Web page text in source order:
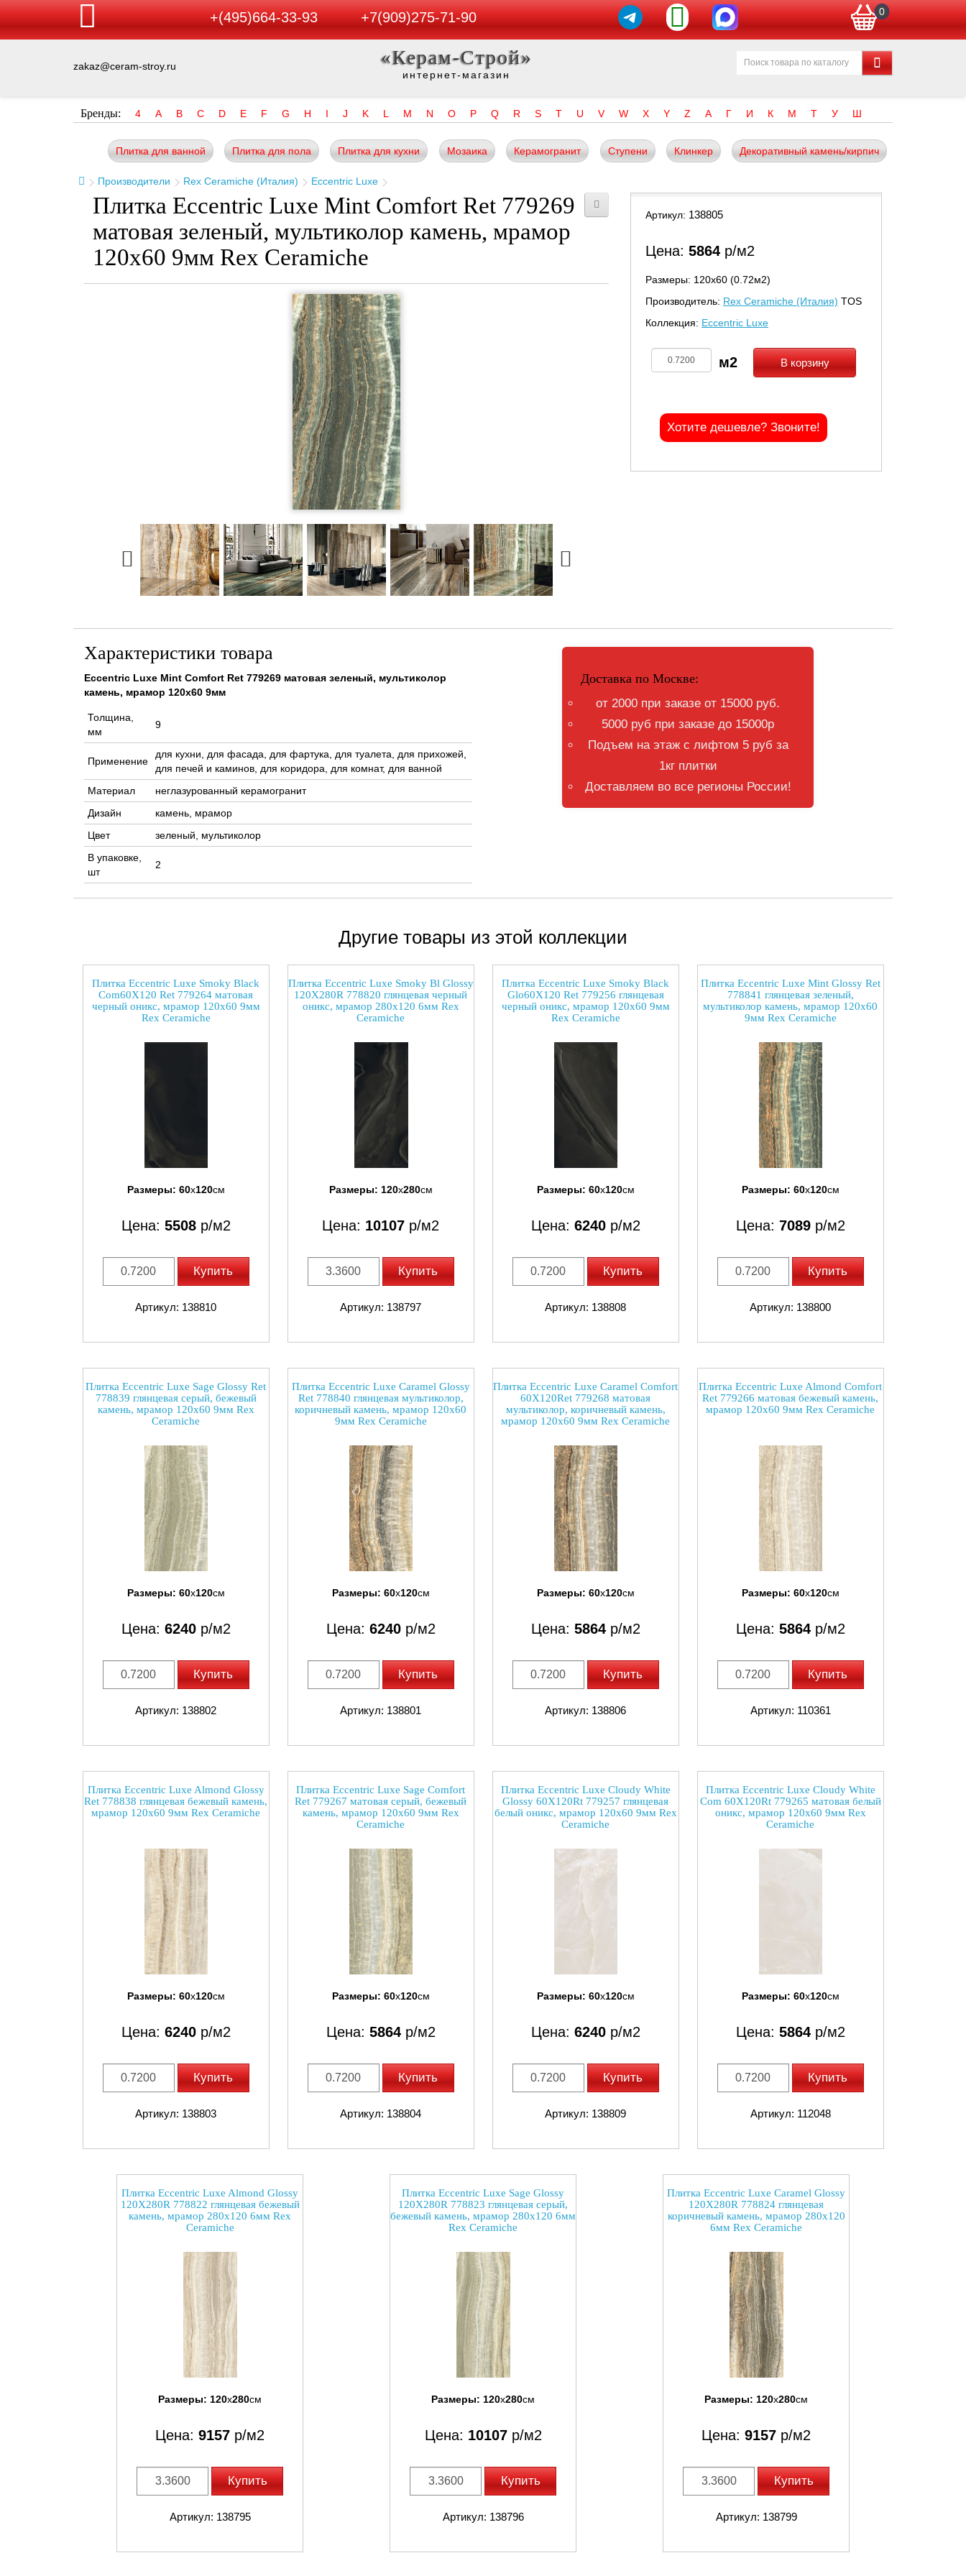
+(495)664-33-93 +7(909)275-71-90 0
zakaz@ceram-stroy.ru «Керам-Строй»
интернет-магазин
Бренды: 4 A B C D E F G H I J K L M N O P Q R S T U V W X Y Z А Г И К М Т У Ш
Плитка для ванной Плитка для пола Плитка для кухни Мозаика Керамогранит Ступени Клинкер Декоративный камень/кирпич
Производители Rex Ceramiche (Италия) Eccentric Luxe
Плитка Eccentric Luxe Mint Comfort Ret 779269
матовая зеленый, мультиколор камень, мрамор
120x60 9мм Rex Ceramiche
Артикул: 138805
Цена: 5864 р/м2
Размеры: 120х60 (0.72м2)
Производитель: Rex Ceramiche (Италия) TOS
Коллекция: Eccentric Luxe
В корзину
Хотите дешевле? Звоните!
Характеристики товара
Eccentric Luxe Mint Comfort Ret 779269 матовая зеленый, мультиколор
камень, мрамор 120x60 9мм
Толщина,
мм
9
Применение
для кухни, для фасада, для фартука, для туалета, для прихожей,
для печей и каминов, для коридора, для комнат, для ванной
Материал
неглазурованный керамогранит
Дизайн
камень, мрамор
Цвет
зеленый, мультиколор
В упаковке,
шт
2
Доставка по Москве:
от 2000 при заказе от 15000 руб.
5000 руб при заказе до 15000р
Подъем на этаж с лифтом 5 руб за
1кг плитки
Доставляем во все регионы России!
Другие товары из этой коллекции
Плитка Eccentric Luxe Smoky Black
Com60X120 Ret 779264 матовая
черный оникс, мрамор 120x60 9мм
Rex Ceramiche
Размеры: 60x120см
Цена: 5508р/м2
Купить
Артикул: 138810
Плитка Eccentric Luxe Smoky Bl Glossy
120X280R 778820 глянцевая черный
оникс, мрамор 280x120 6мм Rex
Ceramiche
Размеры: 120x280см
Цена: 10107 р/м2
Купить
Артикул: 138797
Плитка Eccentric Luxe Smoky Black
Glo60X120 Ret 779256 глянцевая
черный оникс, мрамор 120x60 9мм
Rex Ceramiche
Размеры: 60x120см
Цена: 6240р/м2
Купить
Артикул: 138808
Плитка Eccentric Luxe Mint Glossy Ret
778841 глянцевая зеленый,
мультиколор камень, мрамор 120x60
9мм Rex Ceramiche
Размеры: 60x120см
Цена: 7089р/м2
Купить
Артикул: 138800
Плитка Eccentric Luxe Sage Glossy Ret
778839 глянцевая серый, бежевый
камень, мрамор 120x60 9мм Rex
Ceramiche
Размеры: 60x120см
Цена: 6240р/м2
Купить
Артикул: 138802
Плитка Eccentric Luxe Caramel Glossy
Ret 778840 глянцевая мультиколор,
коричневый камень, мрамор 120x60
9мм Rex Ceramiche
Размеры: 60x120см
Цена: 6240р/м2
Купить
Артикул: 138801
Плитка Eccentric Luxe Caramel Comfort
60X120Ret 779268 матовая
мультиколор, коричневый камень,
мрамор 120x60 9мм Rex Ceramiche
Размеры: 60x120см
Цена: 5864р/м2
Купить
Артикул: 138806
Плитка Eccentric Luxe Almond Comfort
Ret 779266 матовая бежевый камень,
мрамор 120x60 9мм Rex Ceramiche
Размеры: 60x120см
Цена: 5864р/м2
Купить
Артикул: 110361
Плитка Eccentric Luxe Almond Glossy
Ret 778838 глянцевая бежевый камень,
мрамор 120x60 9мм Rex Ceramiche
Размеры: 60x120см
Цена: 6240р/м2
Купить
Артикул: 138803
Плитка Eccentric Luxe Sage Comfort
Ret 779267 матовая серый, бежевый
камень, мрамор 120x60 9мм Rex
Ceramiche
Размеры: 60x120см
Цена: 5864р/м2
Купить
Артикул: 138804
Плитка Eccentric Luxe Cloudy White
Glossy 60X120Rt 779257 глянцевая
белый оникс, мрамор 120x60 9мм Rex
Ceramiche
Размеры: 60x120см
Цена: 6240р/м2
Купить
Артикул: 138809
Плитка Eccentric Luxe Cloudy White
Com 60X120Rt 779265 матовая белый
оникс, мрамор 120x60 9мм Rex
Ceramiche
Размеры: 60x120см
Цена: 5864р/м2
Купить
Артикул: 112048
Плитка Eccentric Luxe Almond Glossy
120X280R 778822 глянцевая бежевый
камень, мрамор 280x120 6мм Rex
Ceramiche
Размеры: 120x280см
Цена: 9157 р/м2
Купить
Артикул: 138795
Плитка Eccentric Luxe Sage Glossy
120X280R 778823 глянцевая серый,
бежевый камень, мрамор 280x120 6мм
Rex Ceramiche
Размеры: 120x280см
Цена: 10107р/м2
Купить
Артикул: 138796
Плитка Eccentric Luxe Caramel Glossy
120X280R 778824 глянцевая
коричневый камень, мрамор 280x120
6мм Rex Ceramiche
Размеры: 120x280см
Цена: 9157 р/м2
Купить
Артикул: 138799